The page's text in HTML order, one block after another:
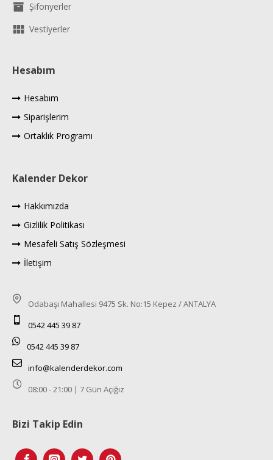
Şifonyerler
Vestiyerler
Hesabım
Hesabım
Siparişlerim
Ortaklık Programı
Kalender Dekor
Hakkımızda
Gizlilik Politikası
Mesafeli Satış Sözleşmesi
İletişim
Odabaşı Mahallesi 9475 Sk. No:15 Kepez / ANTALYA
0542 445 39 87
0542 445 39 87
info@kalenderdekor.com
08:00 - 21:00 | 7 Gün Açığız
Bizi Takip Edin